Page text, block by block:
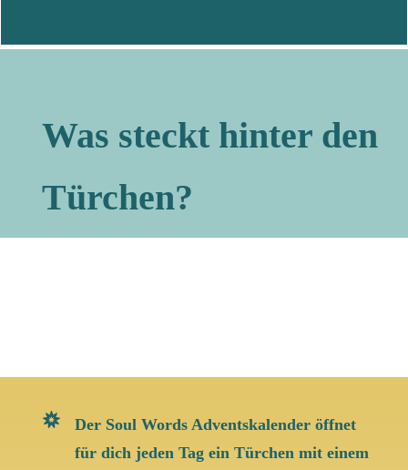
Was steckt hinter den
Türchen?
Der Soul Words Adventskalender öffnet
für dich jeden Tag ein Türchen mit einem